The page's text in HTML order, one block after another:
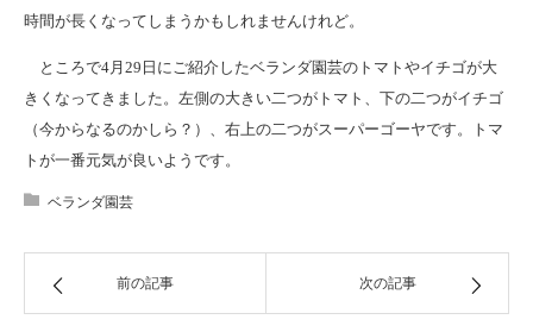
時間が長くなってしまうかもしれませんけれど。
ところで4月29日にご紹介したベランダ園芸のトマトやイチゴが大
きくなってきました。左側の大きい二つがトマト、下の二つがイチゴ
（今からなるのかしら？）、右上の二つがスーパーゴーヤです。トマ
トが一番元気が良いようです。
ベランダ園芸
前の記事 次の記事